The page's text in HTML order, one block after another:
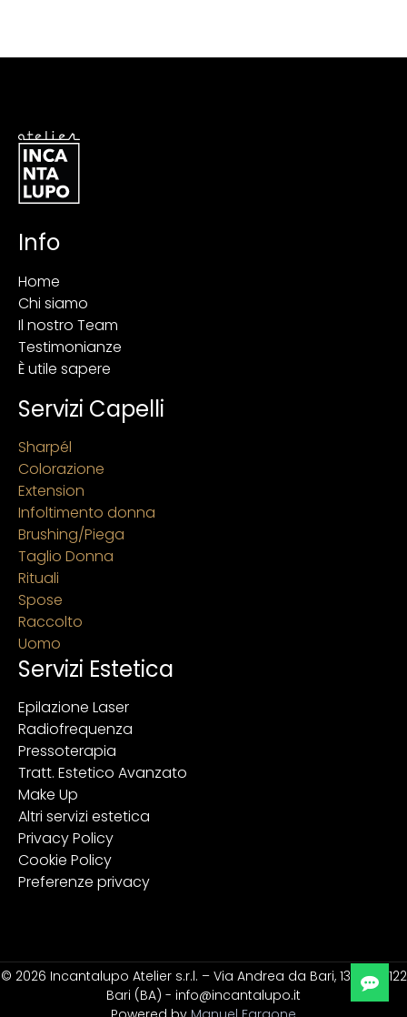
Info
Home
Chi siamo
Il nostro Team
Testimonianze
È utile sapere
Servizi Capelli
Sharpél
Colorazione
Extension
Infoltimento donna
Brushing/Piega
Taglio Donna
Rituali
Spose
Raccolto
Uomo
Servizi Estetica
Epilazione Laser
Radiofrequenza
Pressoterapia
Tratt. Estetico Avanzato
Make Up
Altri servizi estetica
Privacy Policy
Cookie Policy
Preferenze privacy
© 2026 Incantalupo Atelier s.r.l. – Via Andrea da Bari, 139 – 70122
Bari (BA) - info@incantalupo.it